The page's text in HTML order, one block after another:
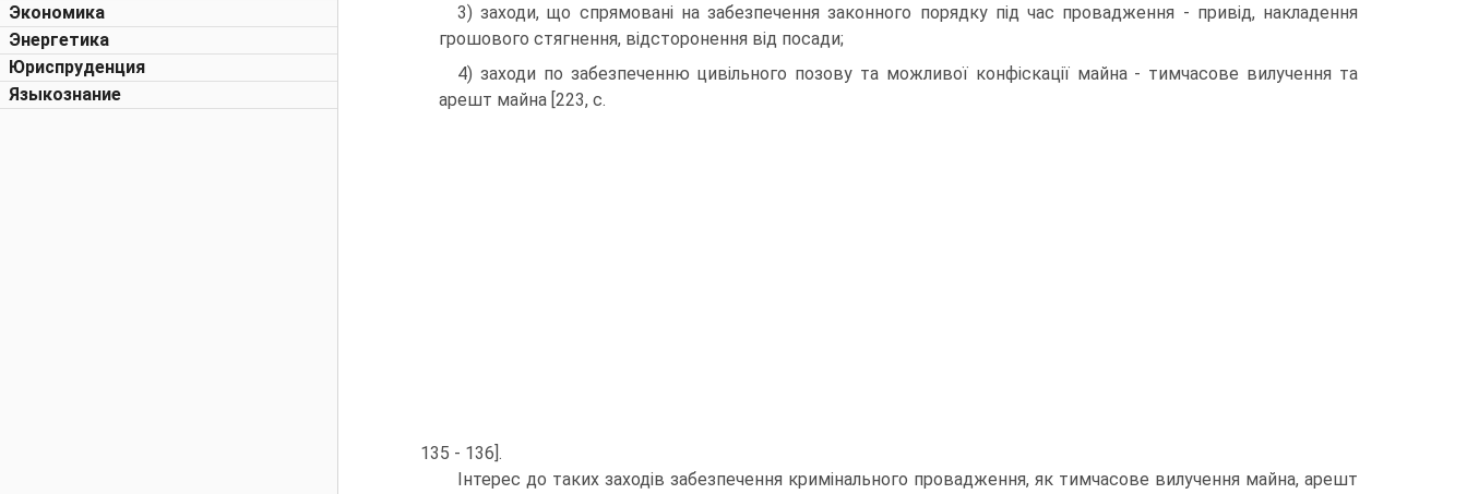
Экономика
Энергетика
Юриспруденция
Языкознание
3) заходи, що спрямовані на забезпечення законного порядку під час провадження - привід, накладення
грошового стягнення, відсторонення від посади;
4) заходи по забезпеченню цивільного позову та можливої конфіскації майна - тимчасове вилучення та
арешт майна [223, с.
135 - 136].
Інтерес до таких заходів забезпечення кримінального провадження, як тимчасове вилучення майна, арешт